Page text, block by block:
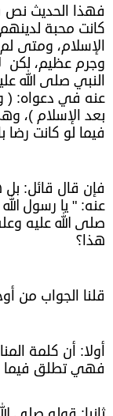
فهذا الحديث نص
كانت محبة
الإسلام، ومتى
وجرم عظيم، لكن
النبي صلى الله
عنه في دعواه: (
بعد الإسلام )،
فيما لو كانت رضا
فإن قال قائل:
عنه: " يا رسول
صلى الله عليه
هذا؟
قلنا الجواب من
أولا: أن كلمة
فهي تطلق فيما